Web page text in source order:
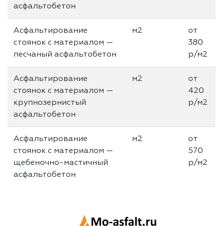
асфальтобетон
Асфальтирование
стоянок с материалом —
песчаный асфальтобетон
м2
от
380
р/м2
Асфальтирование
стоянок с материалом —
крупнозернистый
асфальтобетон
м2
от
420
р/м2
Асфальтирование
стоянок с материалом —
щебеночно-мастичный
асфальтобетон
м2
от
570
р/м2